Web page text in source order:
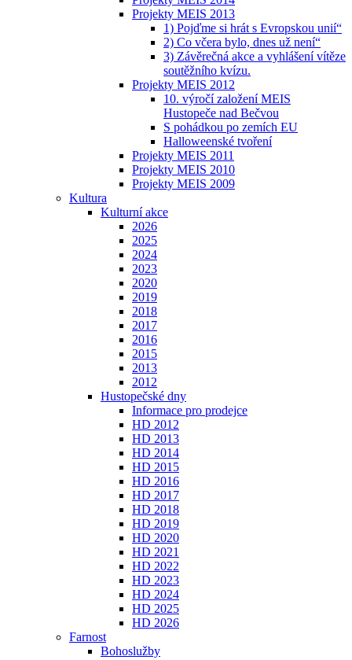
Projekty MEIS 2013
1) Pojďme si hrát s Evropskou unií“
2) Co včera bylo, dnes už není“
3) Závěrečná akce a vyhlášení vítěze
soutěžního kvízu.
Projekty MEIS 2012
10. výročí založení MEIS
Hustopeče nad Bečvou
S pohádkou po zemích EU
Halloweenské tvoření
Projekty MEIS 2011
Projekty MEIS 2010
Projekty MEIS 2009
Kultura
Kulturní akce
2026
2025
2024
2023
2020
2019
2018
2017
2016
2015
2013
2012
Hustopečské dny
Informace pro prodejce
HD 2012
HD 2013
HD 2014
HD 2015
HD 2016
HD 2017
HD 2018
HD 2019
HD 2020
HD 2021
HD 2022
HD 2023
HD 2024
HD 2025
HD 2026
Farnost
Bohoslužby